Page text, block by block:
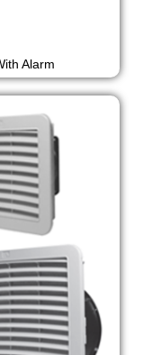
Alarm